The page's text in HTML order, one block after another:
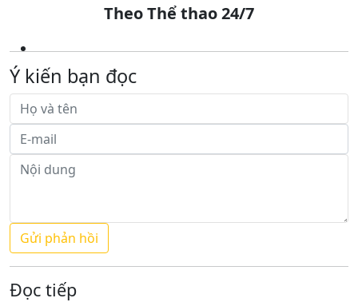
Theo Thể thao 24/7
Ý kiến bạn đọc
Đọc tiếp